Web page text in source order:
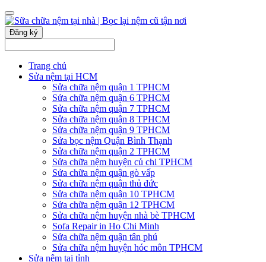
Đăng ký
Trang chủ
Sửa nệm tại HCM
Sửa chữa nệm quận 1 TPHCM
Sửa chữa nệm quận 6 TPHCM
Sửa chữa nệm quận 7 TPHCM
Sửa chữa nệm quận 8 TPHCM
Sửa chữa nệm quận 9 TPHCM
Sửa bọc nệm Quận Bình Thạnh
Sửa chữa nệm quận 2 TPHCM
Sửa chữa nệm huyện củ chi TPHCM
Sửa chữa nệm quận gò vấp
Sửa chữa nệm quận thủ đức
Sửa chữa nệm quận 10 TPHCM
Sửa chữa nệm quận 12 TPHCM
Sửa chữa nệm huyện nhà bè TPHCM
Sofa Repair in Ho Chi Minh
Sửa chữa nệm quận tân phú
Sửa chữa nệm huyện hóc môn TPHCM
Sửa nệm tại tỉnh